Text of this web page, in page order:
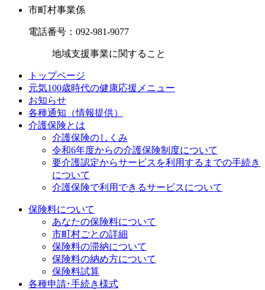
市町村事業係
電話番号： 092-981-9077
地域支援事業に関すること
トップページ
元気100歳時代の健康応援メニュー
お知らせ
各種通知（情報提供）
介護保険とは
介護保険のしくみ
令和6年度からの介護保険制度について
要介護認定からサービスを利用するまでの⼿続き
について
介護保険で利用できるサービスについて
保険料について
あなたの保険料について
市町村ごとの詳細
保険料の滞納について
保険料の納め方について
保険料試算
各種申請･手続き様式